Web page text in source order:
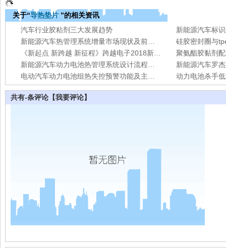
关于“导热垫片 ”的相关资讯
汽车行业胶粘剂三大发展趋势
硅胶密封圈与
聚氨酯胶黏剂
新能源汽车罗
共有-条评论 【我要评论】